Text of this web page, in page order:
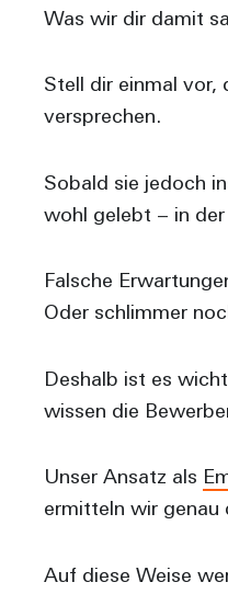
Was wir dir damit
Stell dir einmal vor,
versprechen.
Sobald sie jedoch
wohl gelebt – in
Falsche
Oder schlimmer
Deshalb ist es
wissen die
Unser Ansatz als
ermitteln wir genau
Auf diese Weise